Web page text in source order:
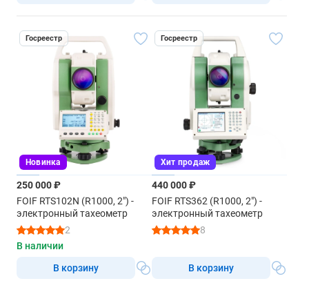
Госреестр
Новинка
250 000 ₽
FOIF RTS102N (R1000, 2") -
электронный тахеометр
2
В наличии
В корзину
Госреестр
Хит продаж
440 000 ₽
FOIF RTS362 (R1000, 2") -
электронный тахеометр
8
В корзину